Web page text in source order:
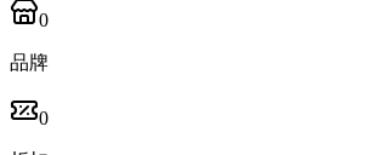
0
品牌
0